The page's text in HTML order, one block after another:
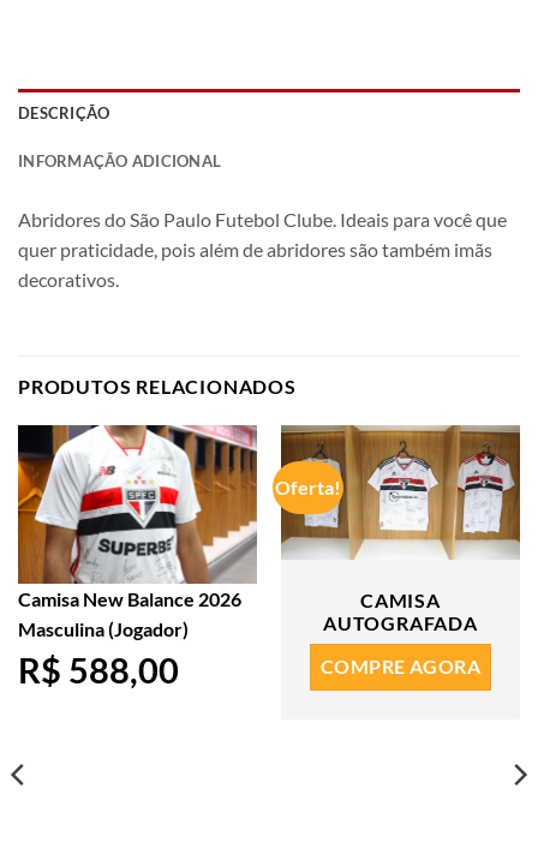
DESCRIÇÃO
INFORMAÇÃO ADICIONAL
Abridores do São Paulo Futebol Clube. Ideais para você que
quer praticidade, pois além de abridores são também imãs
decorativos.
PRODUTOS RELACIONADOS
Camisa New Balance 2026
Masculina (Jogador)
R$ 588,00
Oferta!
CAMISA
AUTOGRAFADA
COMPRE AGORA